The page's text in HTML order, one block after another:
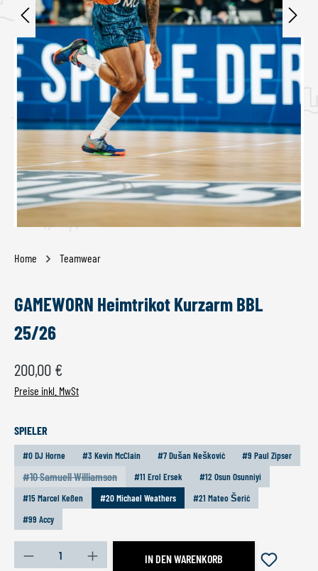
Home Teamwear
GAMEWORN Heimtrikot Kurzarm BBL
25/26
Regulärer Preis:
200,00 €
Preise inkl. MwSt
SPIELERAUSWÄHLEN
#0 DJ Horne #3 Kevin McClain #7 Dušan Nešković #9 Paul Zipser
#10 Samuell Williamson
(Diese Option ist zurzeit nicht verfügbar.)
#11 Erol Ersek
#12 Osun Osunniyi
#15 Marcel Keßen
#20 Michael Weathers
#21 Mateo Šerić
#99 Accy
Produkt Anzahl: Gib den gewünschten Wert ein oder
IN DEN WARENKORB